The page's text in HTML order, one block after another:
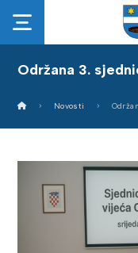
Održana 3.
Novosti